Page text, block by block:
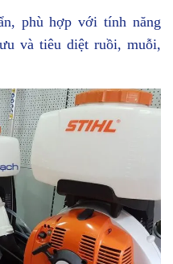
phù hợp với tính năng
và tiêu diệt ruồi, muỗi,